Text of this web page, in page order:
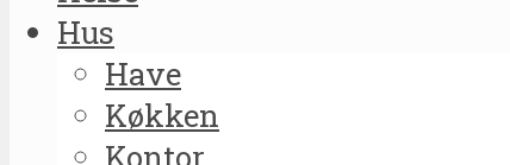
Hus
Have
Køkken
Kontor